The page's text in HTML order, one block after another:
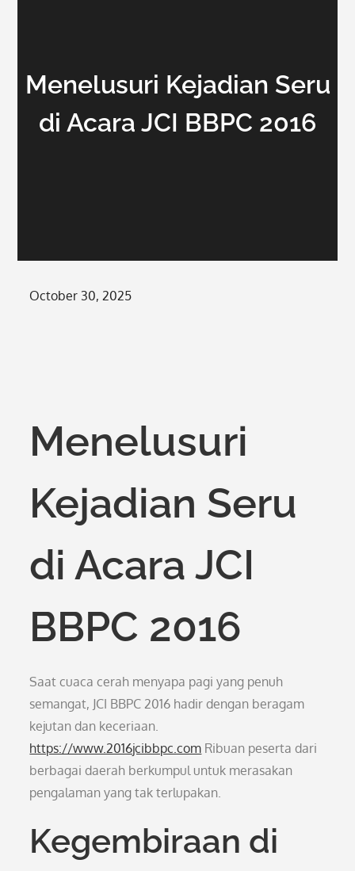
Menelusuri Kejadian Seru
di Acara JCI BBPC 2016
Posted
October 30, 2025
Menelusuri
Kejadian Seru
di Acara JCI
BBPC 2016
Saat cuaca cerah menyapa pagi yang penuh
semangat, JCI BBPC 2016 hadir dengan beragam
kejutan dan keceriaan.
https://www.2016jcibbpc.com Ribuan peserta dari
berbagai daerah berkumpul untuk merasakan
pengalaman yang tak terlupakan.
Kegembiraan di